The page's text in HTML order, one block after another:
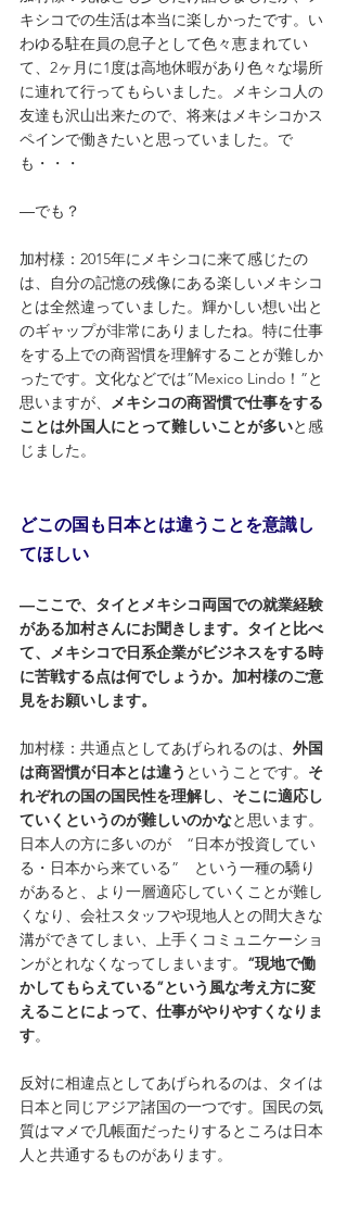
キシコでの生活は本当に楽しかったです。い
わゆる駐在員の息子として色々恵まれてい
て、2ヶ月に1度は高地休暇があり色々な場所
に連れて行ってもらいました。メキシコ人の
友達も沢山出来たので、将来はメキシコかス
ペインで働きたいと思っていました。で
も・・・
―でも？
加村様：2015年にメキシコに来て感じたの
は、自分の記憶の残像にある楽しいメキシコ
とは全然違っていました。輝かしい想い出と
のギャップが非常にありましたね。特に仕事
をする上での商習慣を理解することが難しか
ったです。文化などでは”Mexico Lindo！”と
思いますが、 メキシコの商習慣で仕事をする
ことは外国人にとって難しいことが多いと感
じました。
どこの国も日本とは違うことを意識し
てほしい
―ここで、タイとメキシコ両国での就業経験
がある加村さんにお聞きします。タイと比べ
て、メキシコで日系企業がビジネスをする時
に苦戦する点は何でしょうか。加村様のご意
見をお願いします。
加村様：共通点としてあげられるのは、 外国
は商習慣が日本とは違う ということです。 そ
れぞれの国の国民性を理解し、そこに適応し
ていくというのが難しいのかなと思います。
日本人の方に多いのが　“日本が投資してい
る・日本から来ている”　という一種の驕り
があると、より一層適応していくことが難し
くなり、会社スタッフや現地人との間大きな
溝ができてしまい、上手くコミュニケーショ
ンがとれなくなってしまいます。 “現地で働
かしてもらえている”という風な考え方に変
えることによって、仕事がやりやすくなりま
す。
反対に相違点としてあげられるのは、タイは
日本と同じアジア諸国の一つです。国民の気
質はマメで几帳面だったりするところは日本
人と共通するものがあります。